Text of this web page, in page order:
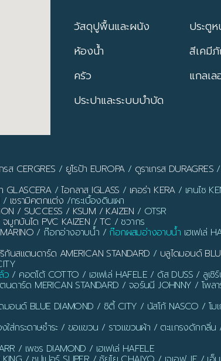
วัสดุปูพื้นและผนัง
ห้องน้ำ
ครัว
ประปาและระบบบำบัด
ประตูห
สีเคมี
แกลเล
รส CERGRES / ยูโรป้า EUROPA/ ดูราเกรส DURAGRES /
GLASCERA/ไอกลาส IGLASS / เคอร่า KERA/ เคนไซ
/ เซรามิคตกแต่ง /กระเบื้องดินเผา
/ SUCCESS / KSUM / KAIZEN / OTSR
มูกบันได PVC KAIZEN / TC / ชวากร
/ ก๊อกอ่างอาบน้ำ / ก๊อกผสมอ่างอาบน้ำ เฮเฟเล่
กันสแตนดาร์ด AMERICAN STANDARD / บลูไดมอนด์
ว / คอตโต้ COTTO / เฮเฟเล่ HAFELE / ดัส DUSS / ลูเ
นดาร์ด MERICAN STANDARD / จอร์นนี JOHNNY / โ
อนด์ BLUE DIAMOND / ซิตี้ CITY / นัสโก้ NASCO / โม
ส่กระดาษชำระ / ขอแขวน / ราวแขวนผ้า / ตะแกรงดักก
/ เพชร DIAMOND / เฮเฟเล่ HAFELE